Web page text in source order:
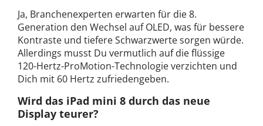
Ja, Branchenexperten erwarten für die 8.
Generation den Wechsel auf OLED, was für bessere
Kontraste und tiefere Schwarzwerte sorgen würde.
Allerdings musst Du vermutlich auf die flüssige
120-Hertz-ProMotion-Technologie verzichten und
Dich mit 60 Hertz zufriedengeben.
Wird das iPad mini 8 durch das neue
Display teurer?